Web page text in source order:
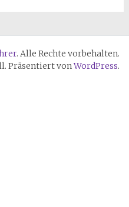
. Alle Rechte vorbehalten.
Präsentiert vonWordPress.